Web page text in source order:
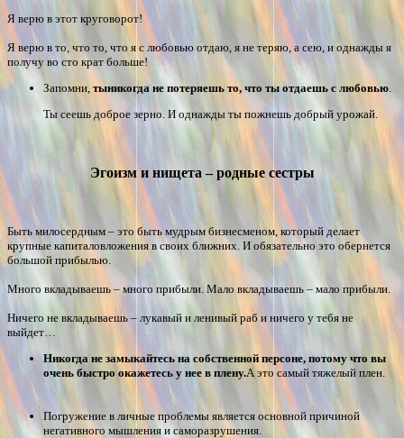
Я верю в этот круговорот!
Я верю в то, что то, что я с любовью отдаю, я не теряю, а сею, и однажды я
получу во сто крат больше!
Запомни, тыникогда не потеряешь то, что ты отдаешь с любовью
Ты сеешь доброе зерно. И однажды ты пожнешь добрый урожай.
Эгоизм и нищета – родные сестры
Быть милосердным – это быть мудрым бизнесменом, который делает
крупные капиталовложения в своих ближних. И обязательно это обернется
большой прибылью.
Много вкладываешь – много прибыли. Мало вкладываешь – мало прибыли.
Ничего не вкладываешь – лукавый и ленивый раб и ничего у тебя не
выйдет…
Никогда не замыкайтесь на собственной персоне, потому что вы
очень быстро окажетесь у нее в плену.А это самый тяжелый плен.
Погружение в личные проблемы является основной причиной
негативного мышления и саморазрушения.